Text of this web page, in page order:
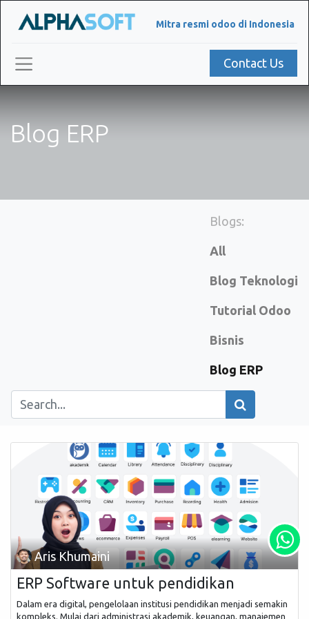
Mitra resmi odoo di Indonesia
Contact Us
Blog ERP
Blogs:
All
Blog Teknologi
Tutorial Odoo
Bisnis
Blog ERP
Aris Khumaini
ERP Software untuk pendidikan
Dalam era digital, pengelolaan institusi pendidikan menjadi semakin
kompleks. Mulai dari administrasi akademik, keuangan, manajemen